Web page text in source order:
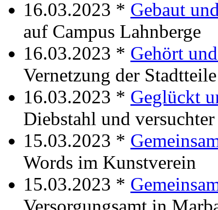
16.03.2023 * Gebaut
auf Campus Lahnberge
16.03.2023 * Gehört
Vernetzung der Stadtteile
16.03.2023 * Geglückt
Diebstahl und
15.03.2023 *
Words im Kunstverein
15.03.2023 *
Versorgungsamt in